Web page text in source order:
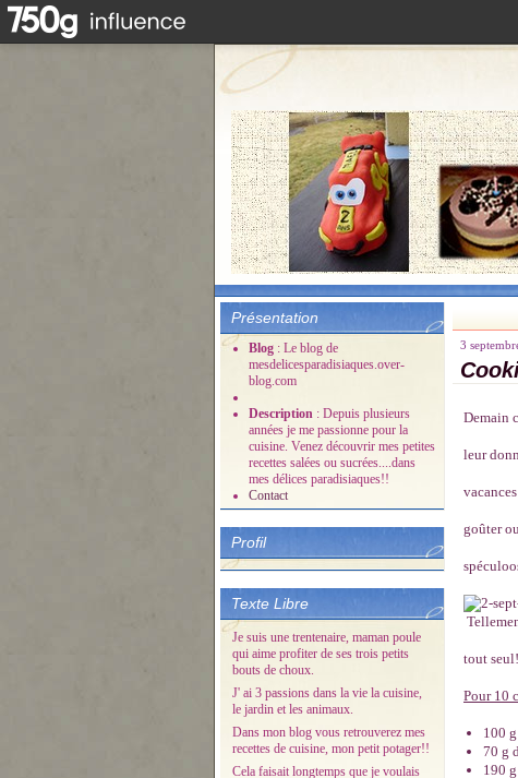
Présentation
Blog : Le blog de
mesdelicesparadisiaques.over-
blog.com
Description : Depuis plusieurs
années je me passionne pour la
cuisine. Venez découvrir mes petites
recettes salées ou sucrées....dans
mes délices paradisiaques!!
Contact
Profil
Texte Libre
Je suis une trentenaire, maman poule
qui aime profiter de ses trois petits
bouts de choux.
J' ai 3 passions dans la vie la cuisine,
le jardin et les animaux.
Dans mon blog vous retrouverez mes
recettes de cuisine, mon petit potager!!
Cela faisait longtemps que je voulais
3
Demain
leur
goûter
tout
Pour 10
100
70 g
190